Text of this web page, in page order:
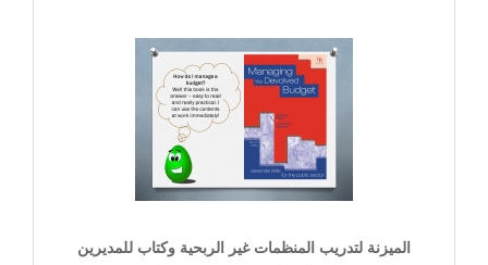
الميزنة لتدريب المنظمات غير الربحية وكتاب للمديرين